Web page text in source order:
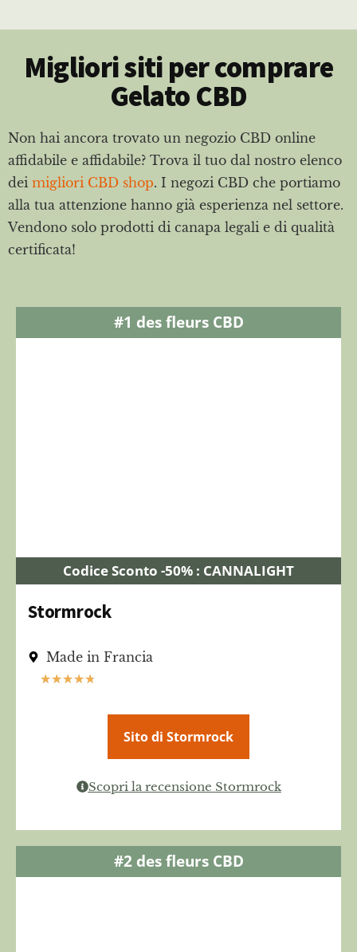
Migliori siti per comprare
Gelato CBD
Non hai ancora trovato un negozio CBD online
affidabile e affidabile? Trova il tuo dal nostro elenco
dei migliori CBD shop. I negozi CBD che portiamo
alla tua attenzione hanno già esperienza nel settore.
Vendono solo prodotti di canapa legali e di qualità
certificata!
#1 des fleurs CBD
Codice Sconto -50% : CANNALIGHT
Stormrock
Made in Francia
★★★★★
Sito di Stormrock
Scopri la recensione Stormrock
#2 des fleurs CBD